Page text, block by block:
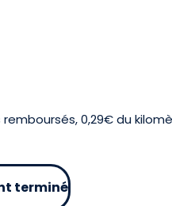
0,29€ du
terminé